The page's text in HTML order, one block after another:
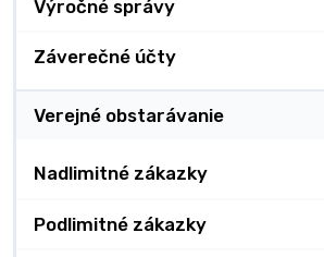
Výročné správy
Záverečné účty
Verejné obstarávanie
Nadlimitné zákazky
Podlimitné zákazky